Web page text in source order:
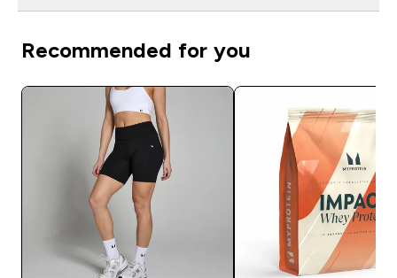
Recommended for you